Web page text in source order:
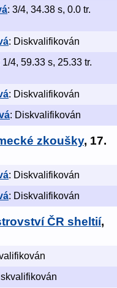
: 3/4, 34.38 s, 0.0 tr.
: Diskvalifikován
1/4, 59.33 s, 25.33 tr.
: Diskvalifikován
: Diskvalifikován
zkoušky, 17.
: Diskvalifikován
: Diskvalifikován
ČR sheltií,